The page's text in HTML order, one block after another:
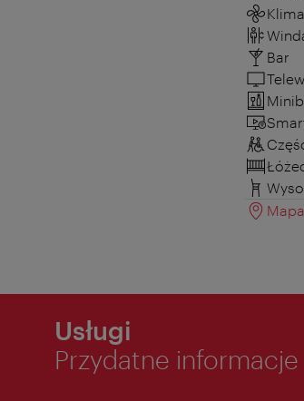
Bar
Mapa
Usługi
Przydatne informacje